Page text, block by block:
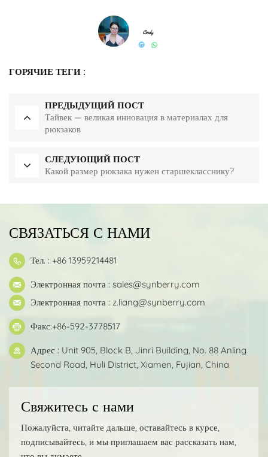
ГОРЯЧИЕ ТЕГИ :
ПРЕДЫДУЩИЙ ПОСТ
Тайвек — великая инновация в материалах для
рюкзаков
СЛЕДУЮЩИЙ ПОСТ
Какой размер рюкзака нужен старшекласснику?
СВЯЗАТЬСЯ С НАМИ
Тел. : +86 13959214481
Электронная почта : sales@synberry.com
Электронная почта : z.liang@synberry.com
Факс:+86-592-3778517
Адрес : Unit 905, Block B, Jinri Building, No. 88 Anling
Second Road, Huli District, Xiamen, Fujian, China
Свяжитесь с нами
Пожалуйста, читайте дальше, оставайтесь в курсе,
подписывайтесь, и мы приглашаем вас рассказать нам,